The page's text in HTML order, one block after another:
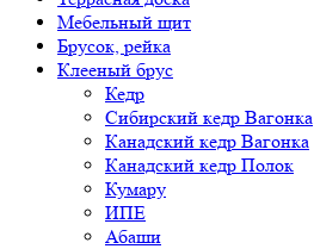
Мебельный щит
Брусок, рейка
Клееный брус
Кедр
Сибирский кедр Вагонка
Канадский кедр Вагонка
Канадский кедр Полок
Кумару
ИПЕ
Абаши